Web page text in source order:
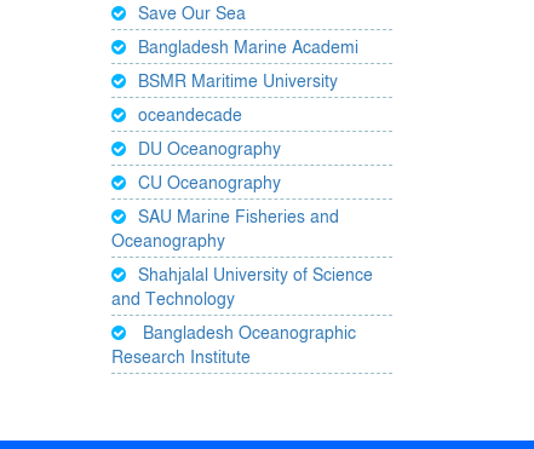
Save Our Sea
Bangladesh Marine Academi
BSMR Maritime University
oceandecade
DU Oceanography
CU Oceanography
SAU Marine Fisheries and
Oceanography
Shahjalal University of Science
and Technology
Bangladesh Oceanographic
Research Institute